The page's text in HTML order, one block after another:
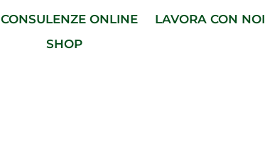
CONSULENZE ONLINE LAVORA CON NOI
SHOP